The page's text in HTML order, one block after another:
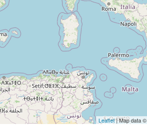
Leaflet| Map data ©